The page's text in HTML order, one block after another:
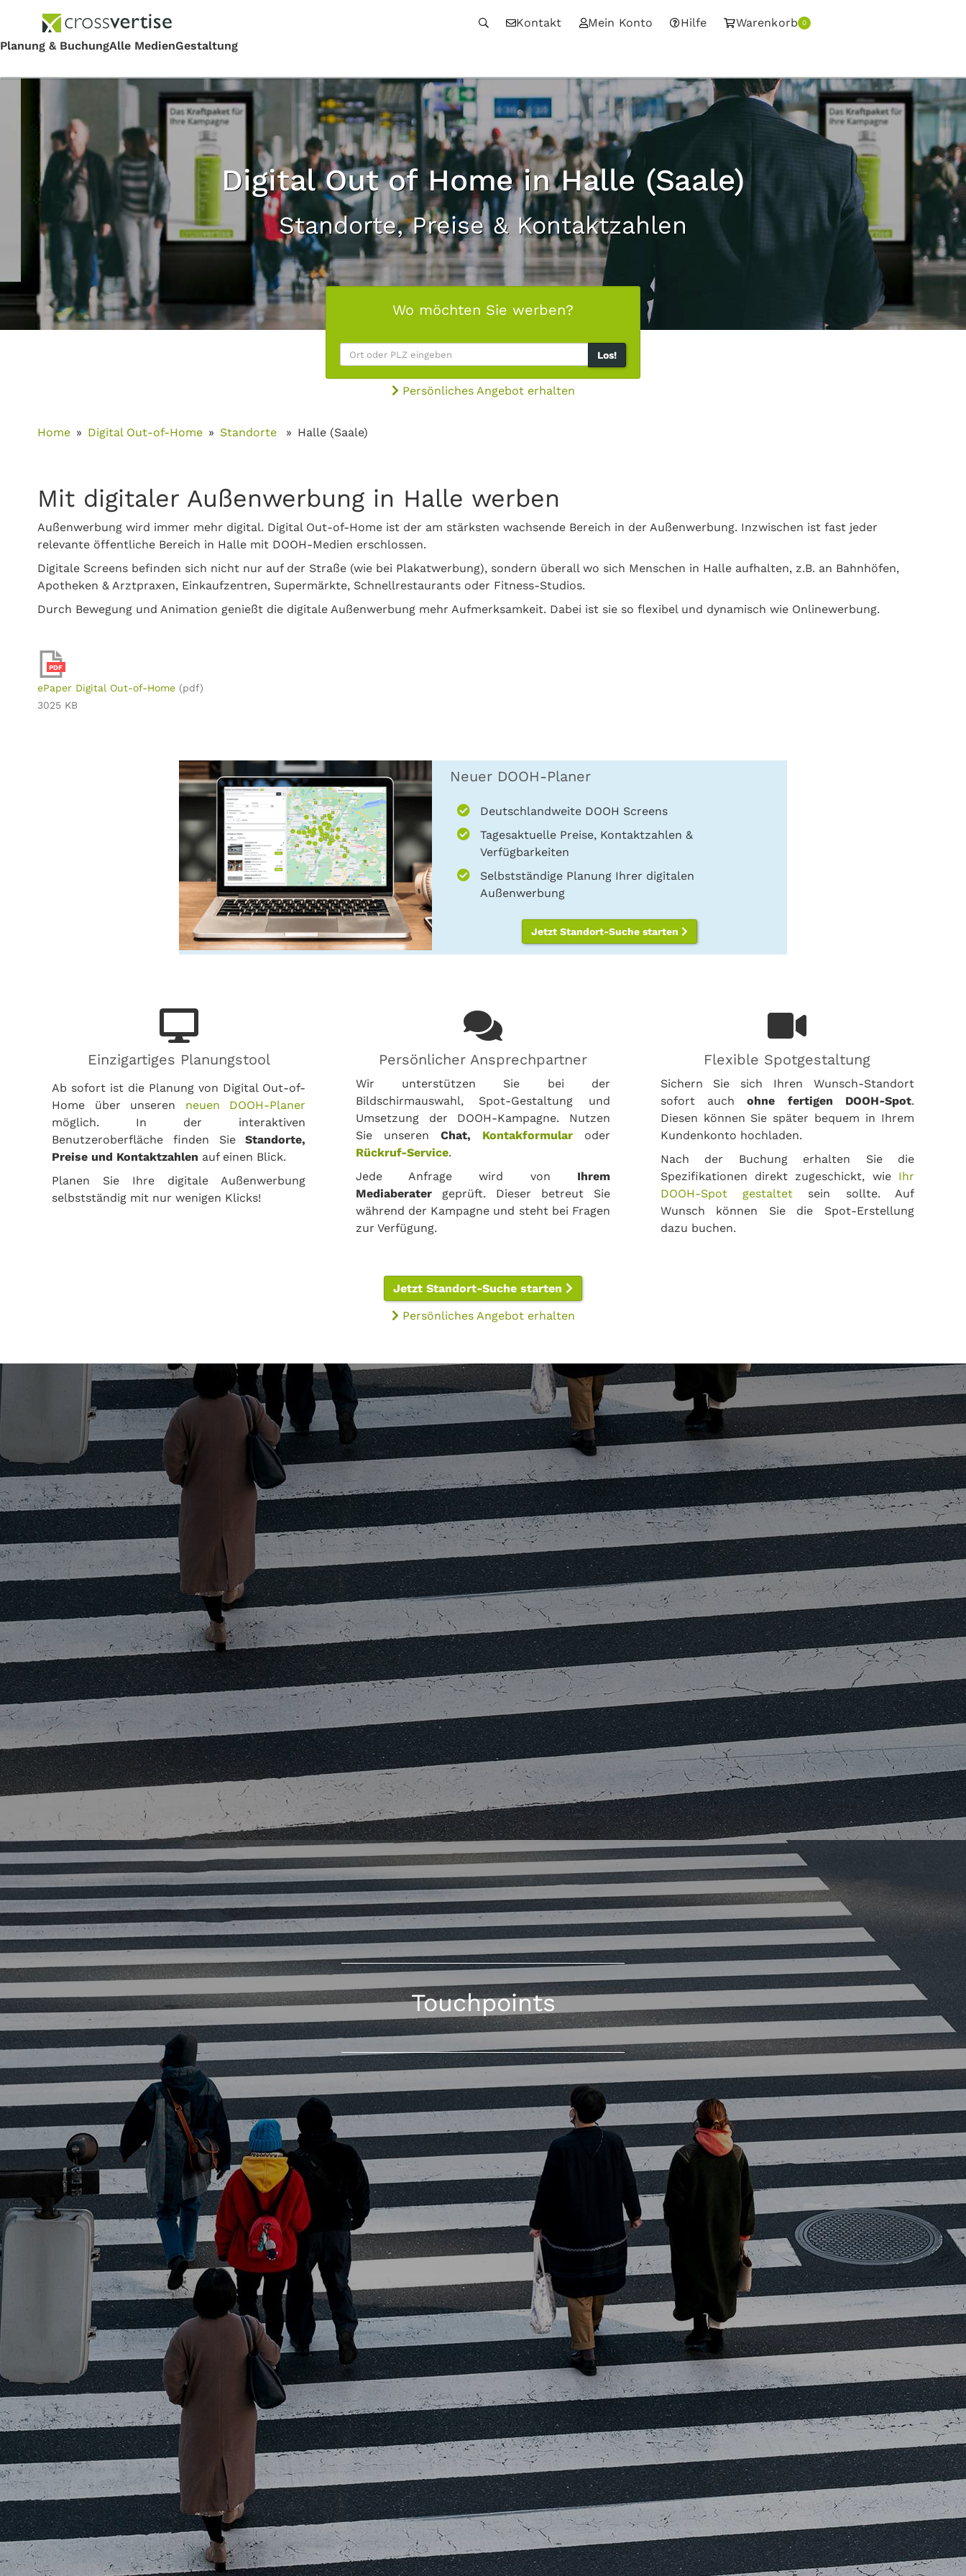
Kontakt Mein Konto Hilfe Warenkorb 0
Digital Out of Home in Halle (Saale)
Standorte, Preise & Kontaktzahlen
Wo möchten Sie werben?
Los!
Persönliches Angebot erhalten
Home Digital Out-of-Home Standorte Halle (Saale)
Mit digitaler Außenwerbung in Halle werben
Außenwerbung wird immer mehr digital. Digital Out-of-Home ist der am stärksten wachsende Bereich in der Außenwerbung. Inzwischen ist fast jeder
relevante öffentliche Bereich in Halle mit DOOH-Medien erschlossen.
Digitale Screens befinden sich nicht nur auf der Straße (wie bei Plakatwerbung), sondern überall wo sich Menschen in Halle aufhalten, z.B. an Bahnhöfen,
Apotheken & Arztpraxen, Einkaufzentren, Supermärkte, Schnellrestaurants oder Fitness-Studios.
Durch Bewegung und Animation genießt die digitale Außenwerbung mehr Aufmerksamkeit. Dabei ist sie so flexibel und dynamisch wie Onlinewerbung.
PDF
ePaper Digital Out-of-Home (pdf)
3025 KB
Neuer DOOH-Planer
Deutschlandweite DOOH Screens
Tagesaktuelle Preise, Kontaktzahlen &
Verfügbarkeiten
Selbstständige Planung Ihrer digitalen
Außenwerbung
Jetzt Standort-Suche starten
Einzigartiges Planungstool
Ab sofort ist die Planung von Digital Out-of-
Home über unseren neuen DOOH-Planer
möglich. In der interaktiven
Benutzeroberfläche finden SieStandorte,
Preise und Kontaktzahlen auf einen Blick.
Planen Sie Ihre digitale Außenwerbung
selbstständig mit nur wenigen Klicks!
Persönlicher Ansprechpartner
Wir unterstützen Sie bei der
Bildschirmauswahl, Spot-Gestaltung und
Umsetzung der DOOH-Kampagne. Nutzen
Sie unseren Chat, Kontakformularoder
Rückruf-Service.
Jede Anfrage wird von Ihrem
Mediaberater geprüft. Dieser betreut Sie
während der Kampagne und steht bei Fragen
zur Verfügung.
Flexible Spotgestaltung
Sichern Sie sich Ihren Wunsch-Standort
sofort auchohne fertigen DOOH-Spot.
Diesen können Sie später bequem in Ihrem
Kundenkonto hochladen.
Nach der Buchung erhalten Sie die
Spezifikationen direkt zugeschickt, wie Ihr
DOOH-Spot gestaltet sein sollte. Auf
Wunsch können Sie die Spot-Erstellung
dazu buchen.
Jetzt Standort-Suche starten
Persönliches Angebot erhalten
Touchpoints